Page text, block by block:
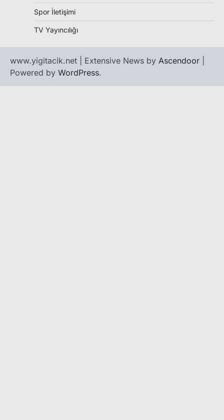
Spor İletişimi
TV Yayıncılığı
www.yigitacik.net | Extensive News by Ascendoor
Powered by WordPress.